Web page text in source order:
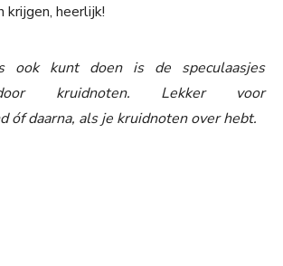
krijgen, heerlijk!
ook kunt doen is de speculaasjes
kruidnoten. Lekker voor
óf daarna, als je kruidnoten over hebt.